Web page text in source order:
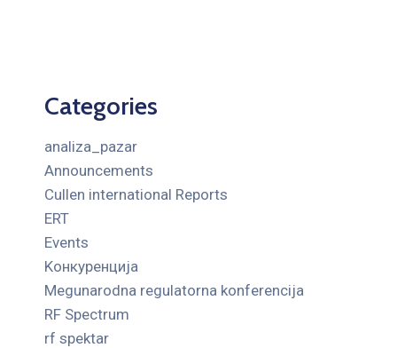
Categories
analiza_pazar
Announcements
Cullen international Reports
ERT
Events
Kонкуренција
Megunarodna regulatorna konferencija
RF Spectrum
rf spektar